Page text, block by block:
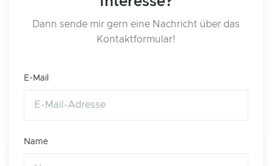
Dann sende mir gern eine Nachricht über das
Kontaktformular!
E-Mail
Name